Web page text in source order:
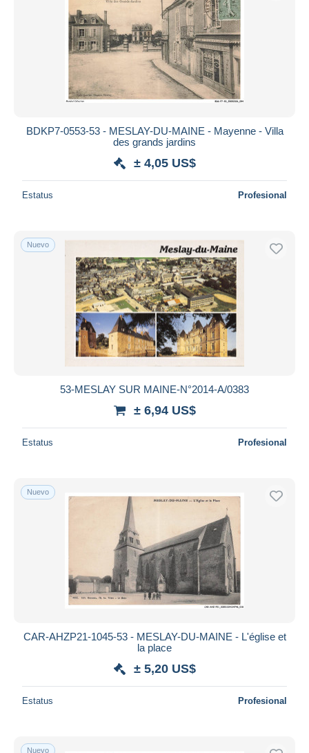
BDKP7-0553-53 - MESLAY-DU-MAINE - Mayenne - Villa
des grands jardins
± 4,05 US$
Estatus Profesional
Nuevo
53-MESLAY SUR MAINE-N°2014-A/0383
± 6,94 US$
Estatus Profesional
Nuevo
CAR-AHZP21-1045-53 - MESLAY-DU-MAINE - L'église et
la place
± 5,20 US$
Estatus Profesional
Nuevo